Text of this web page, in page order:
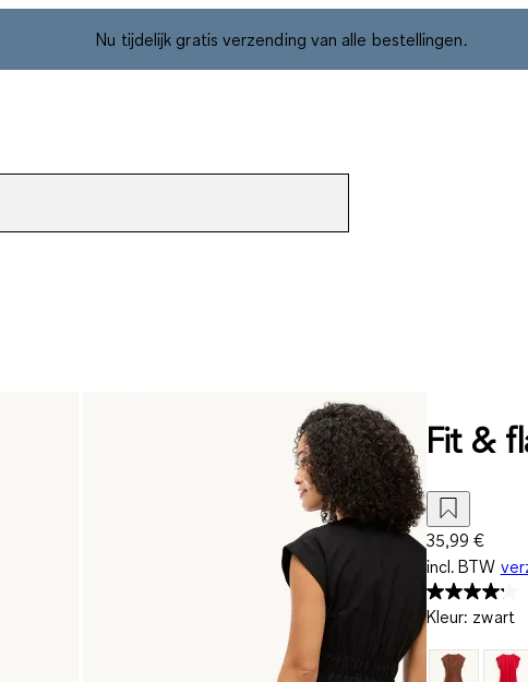
Nu tijdelijk gratis verzending van alle bestellingen.
Fit &
35,99 €
incl. BTW
Kleur: zwart